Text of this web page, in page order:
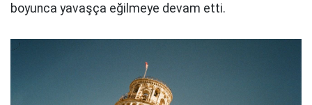
boyunca yavaşça eğilmeye devam etti.